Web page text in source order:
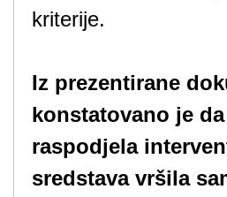
kriterije.
Iz prezentirane
konstatovano je
raspodjela
sredstava vršila